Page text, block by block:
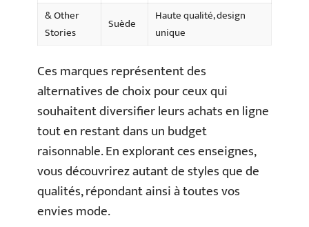
& Other
Stories
Suède
Haute qualité, design
unique
Ces marques représentent des
alternatives de choix pour ceux qui
souhaitent diversifier leurs achats en ligne
tout en restant dans un budget
raisonnable. En explorant ces enseignes,
vous découvrirez autant de styles que de
qualités, répondant ainsi à toutes vos
envies mode.